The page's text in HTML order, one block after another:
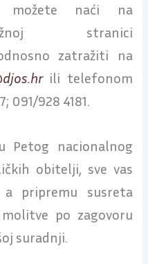
možete naći na
stranici
zatražiti na
ili telefonom
091/928 4181.
Petog nacionalnog
obitelji, sve vas
a pripremu susreta
po zagovoru
suradnji.